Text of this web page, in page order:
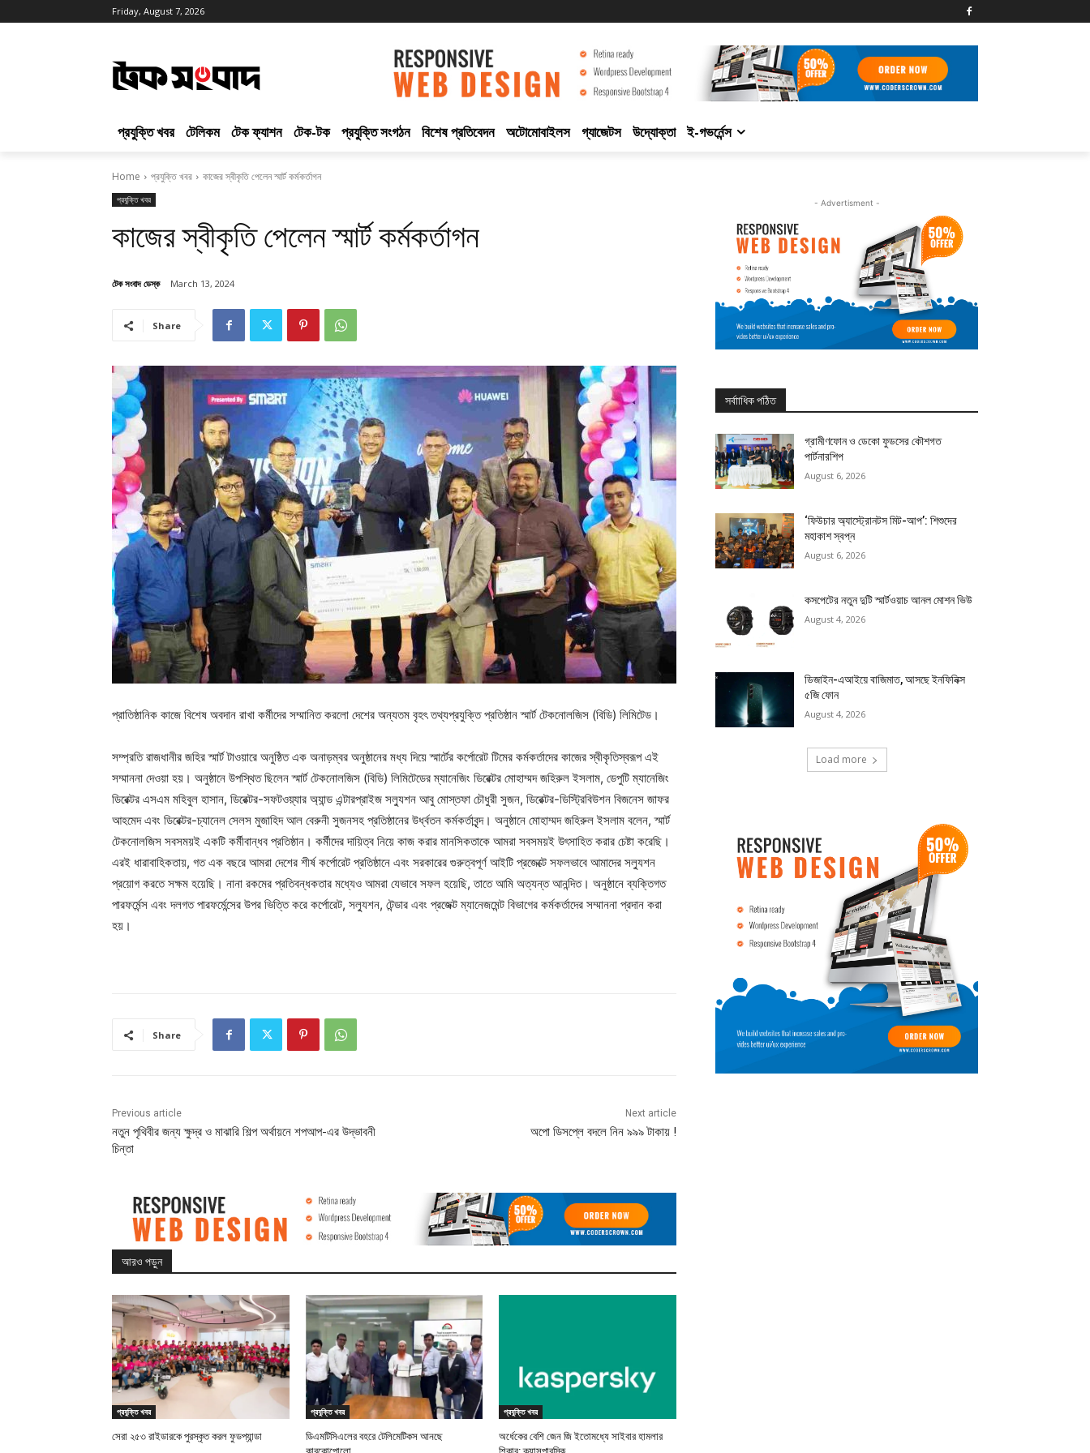
Friday, August 7, 2026
প্রযুক্তি খবর টেলিকম টেক ফ্যাশন টেক-টক প্রযুক্তি সংগঠন বিশেষ প্রতিবেদন অটোমোবাইলস গ্যাজেটস উদ্যোক্তা ই-গভর্নেন্স
Home প্রযুক্তি খবর কাজের স্বীকৃতি পেলেন স্মার্ট কর্মকর্তাগন
প্রযুক্তি খবর
কাজের স্বীকৃতি পেলেন স্মার্ট কর্মকর্তাগন
টেক সংবাদ ডেস্ক March 13, 2024
Share
প্রাতিষ্ঠানিক কাজে বিশেষ অবদান রাখা কর্মীদের সম্মানিত করলো দেশের অন্যতম বৃহৎ তথ্যপ্রযুক্তি প্রতিষ্ঠান স্মার্ট টেকনোলজিস (বিডি) লিমিটেড।
সম্প্রতি রাজধানীর জহির স্মার্ট টাওয়ারে অনুষ্ঠিত এক অনাড়ম্বর অনুষ্ঠানের মধ্য দিয়ে স্মার্টের কর্পোরেট টিমের কর্মকর্তাদের কাজের স্বীকৃতিস্বরূপ এই
সম্মাননা দেওয়া হয়। অনুষ্ঠানে উপস্থিত ছিলেন স্মার্ট টেকনোলজিস (বিডি) লিমিটেডের ম্যানেজিং ডিরেক্টর মোহাম্মদ জহিরুল ইসলাম, ডেপুটি ম্যানেজিং
ডিরেক্টর এসএম মহিবুল হাসান, ডিরেক্টর-সফটওয়্যার অ্যান্ড এন্টারপ্রাইজ সল্যুশন আবু মোস্তফা চৌধুরী সুজন, ডিরেক্টর-ডিস্ট্রিবিউশন বিজনেস জাফর
আহমেদ এবং ডিরেক্টর-চ্যানেল সেলস মুজাহিদ আল বেরুনী সুজনসহ প্রতিষ্ঠানের উর্ধ্বতন কর্মকর্তাবৃন্দ। অনুষ্ঠানে মোহাম্মদ জহিরুল ইসলাম বলেন, স্মার্ট
টেকনোলজিস সবসময়ই একটি কর্মীবান্ধব প্রতিষ্ঠান। কর্মীদের দায়িত্ব নিয়ে কাজ করার মানসিকতাকে আমরা সবসময়ই উৎসাহিত করার চেষ্টা করেছি।
এরই ধারাবাহিকতায়, গত এক বছরে আমরা দেশের শীর্ষ কর্পোরেট প্রতিষ্ঠানে এবং সরকারের গুরুত্বপূর্ণ আইটি প্রজেক্টে সফলভাবে আমাদের সল্যুশন
প্রয়োগ করতে সক্ষম হয়েছি। নানা রকমের প্রতিবন্ধকতার মধ্যেও আমরা যেভাবে সফল হয়েছি, তাতে আমি অত্যন্ত আনন্দিত। অনুষ্ঠানে ব্যক্তিগত
পারফর্মেন্স এবং দলগত পারফর্মেন্সের উপর ভিত্তি করে কর্পোরেট, সল্যুশন, টেন্ডার এবং প্রজেক্ট ম্যানেজমেন্ট বিভাগের কর্মকর্তাদের সম্মাননা প্রদান করা
হয়।
Share
Previous article
নতুন পৃথিবীর জন্য ক্ষুদ্র ও মাঝারি শিল্প অর্থায়নে শপআপ-এর উদ্ভাবনী
চিন্তা
Next article
অপো ডিসপ্লে বদলে নিন ৯৯৯ টাকায় !
আরও পড়ুন
প্রযুক্তি খবর
সেরা ২৫৩ রাইডারকে পুরস্কৃত করল ফুডপ্যান্ডা
প্রযুক্তি খবর
ডিএমটিসিএলের বহরে টেলিমেটিকস আনছে
প্রযুক্তি খবর
অর্ধেকের বেশি জেন জি ইতোমধ্যে সাইবার হামলার
- Advertisment -
সর্বাাধিক পঠিত
গ্রামীণফোন ও ডেকো ফুডসের কৌশগত
পার্টনারশিপ
August 6, 2026
‘ফিউচার অ্যাস্ট্রোনটস মিট-আপ’: শিশুদের
মহাকাশ স্বপ্ন
August 6, 2026
কসপেটের নতুন দুটি স্মার্টওয়াচ আনল মোশন ভিউ
August 4, 2026
ডিজাইন-এআইয়ে বাজিমাত, আসছে ইনফিনিক্স
৫জি ফোন
August 4, 2026
Load more